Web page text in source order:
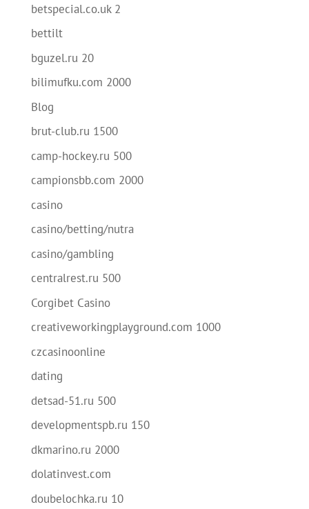
betspecial.co.uk 2
bettilt
bguzel.ru 20
bilimufku.com 2000
Blog
brut-club.ru 1500
camp-hockey.ru 500
campionsbb.com 2000
casino
casino/betting/nutra
casino/gambling
centralrest.ru 500
Corgibet Casino
creativeworkingplayground.com 1000
czcasinoonline
dating
detsad-51.ru 500
developmentspb.ru 150
dkmarino.ru 2000
dolatinvest.com
doubelochka.ru 10